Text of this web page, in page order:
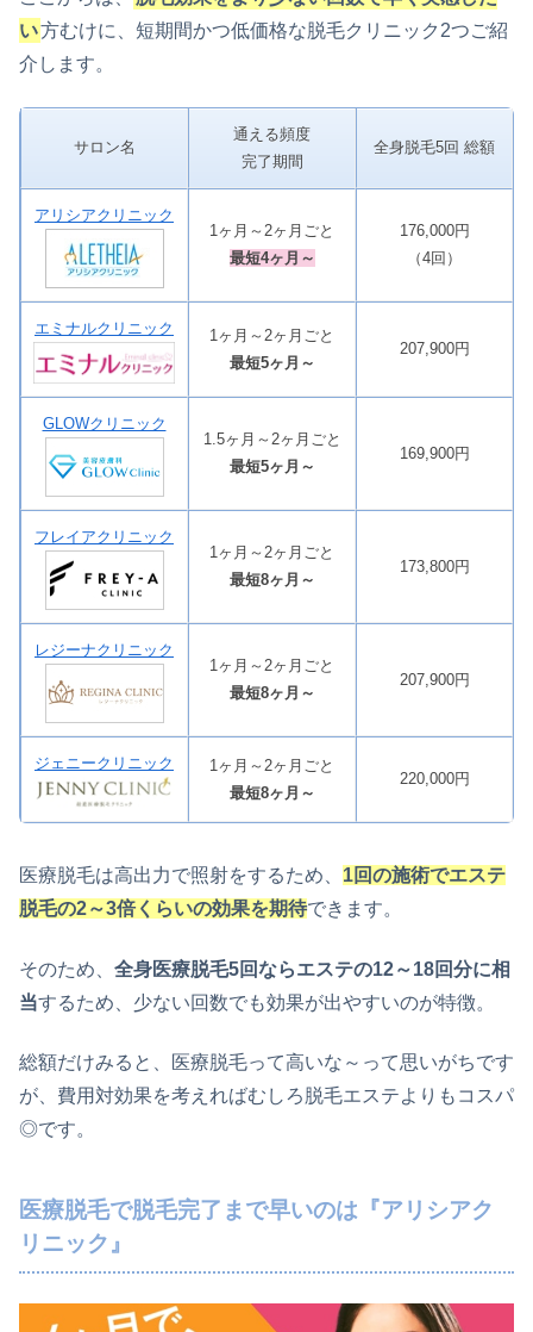
い方むけに、短期間かつ低価格な脱毛クリニック2つご紹
介します。
サロン名
通える頻度
完了期間
全身脱毛5回 総額
アリシアクリニック
1ヶ月～2ヶ月ごと
最短4ヶ月～
176,000円
（4回）
エミナルクリニック
1ヶ月～2ヶ月ごと
最短5ヶ月～
207,900円
GLOWクリニック
1.5ヶ月～2ヶ月ごと
最短5ヶ月～
169,900円
フレイアクリニック
1ヶ月～2ヶ月ごと
最短8ヶ月～
173,800円
レジーナクリニック
1ヶ月～2ヶ月ごと
最短8ヶ月～
207,900円
ジェニークリニック
1ヶ月～2ヶ月ごと
最短8ヶ月～
220,000円
医療脱毛は高出力で照射をするため、 1回の施術でエステ
脱毛の2～3倍くらいの効果を期待できます。
そのため、 全身医療脱毛5回ならエステの12～18回分に相
当するため、少ない回数でも効果が出やすいのが特徴。
総額だけみると、医療脱毛って高いな～って思いがちです
が、費用対効果を考えればむしろ脱毛エステよりもコスパ
◎です。
医療脱毛で脱毛完了まで早いのは『アリシアク
リニック』